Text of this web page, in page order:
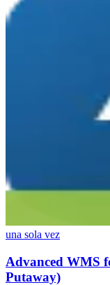
una sola vez
Advanced WMS
Putaway)